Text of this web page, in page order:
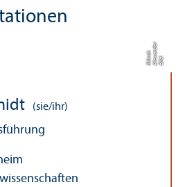
Bil
d:
Al
e
x
a
n d
e
rM
ü
n
c
h
(sie/ihr)